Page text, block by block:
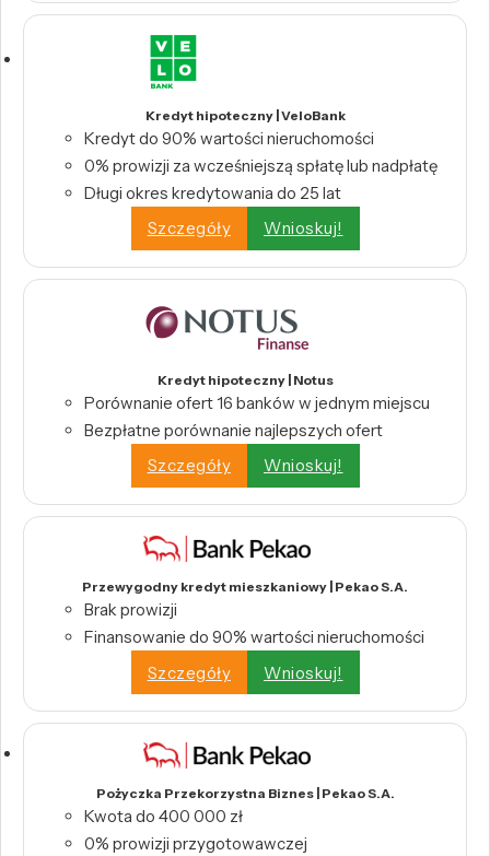
Kredyt hipoteczny | VeloBank
Kredyt do 90% wartości nieruchomości
0% prowizji za wcześniejszą spłatę lub nadpłatę
Długi okres kredytowania do 25 lat
Szczegóły
Wnioskuj!
Kredyt hipoteczny | Notus
Porównanie ofert 16 banków w jednym miejscu
Bezpłatne porównanie najlepszych ofert
Szczegóły
Wnioskuj!
Przewygodny kredyt mieszkaniowy | Pekao S.A.
Brak prowizji
Finansowanie do 90% wartości nieruchomości
Szczegóły
Wnioskuj!
Pożyczka Przekorzystna Biznes | Pekao S.A.
Kwota do 400 000 zł
0% prowizji przygotowawczej